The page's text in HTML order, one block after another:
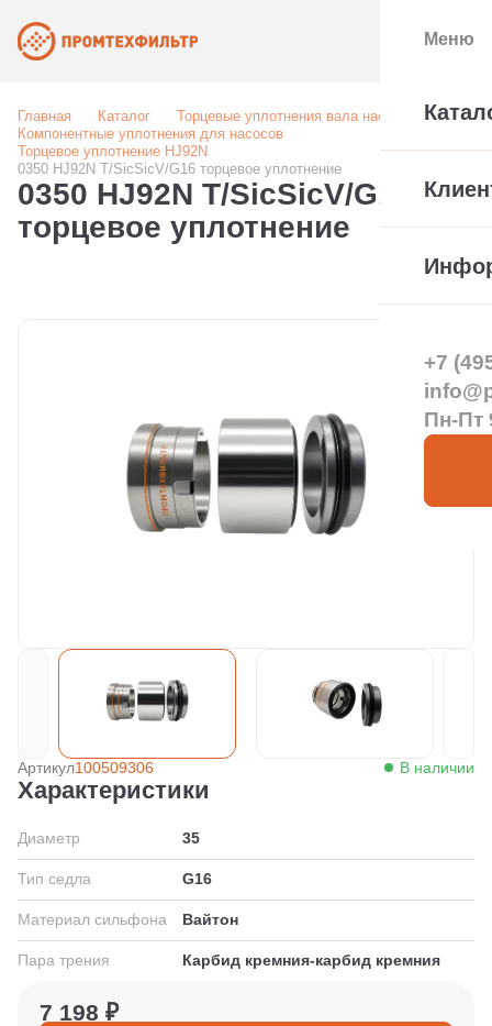
Главная Каталог
Торцевые уплотнения вала насоса
Компонентные уплотнения для насосов
Торцевое уплотнение HJ92N
0350 HJ92N T/SicSicV/G16 торцевое уплотнение
0350 HJ92N T/SicSicV/G16
торцевое уплотнение
Артикул100509306 В наличии
Характеристики
Диаметр 35
Тип седла G16
Материал сильфона Вайтон
Пара трения Карбид кремния-карбид кремния
7 198 ₽
Меню
+7
Пн-Пт